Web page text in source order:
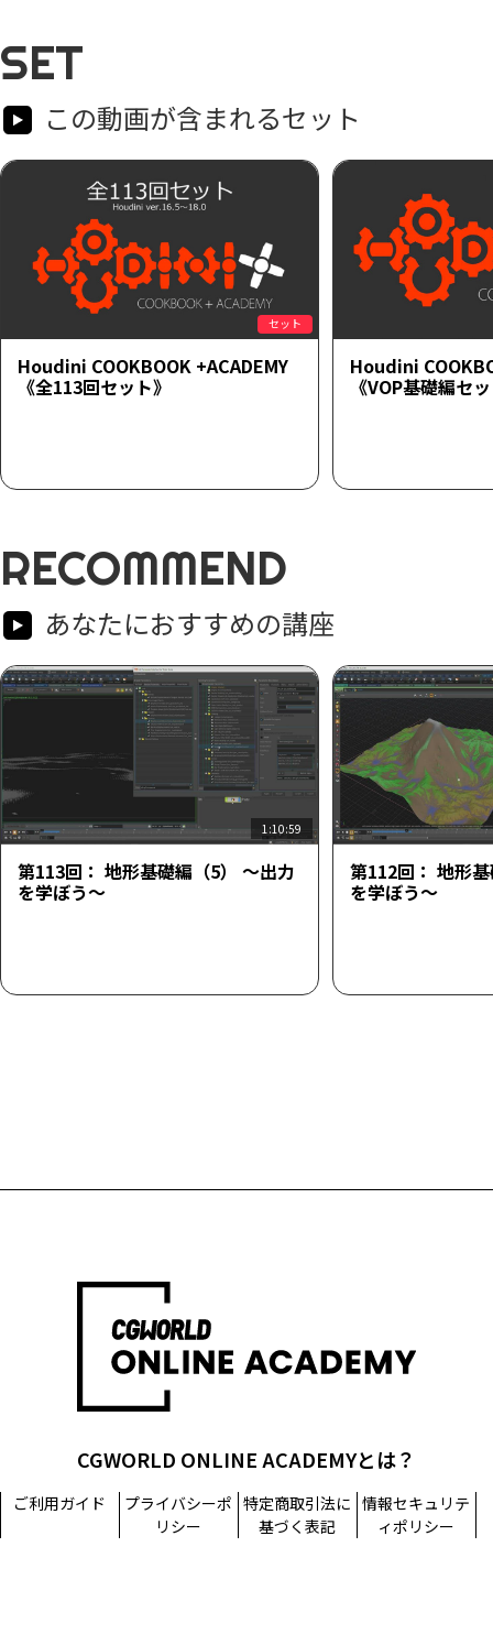
SET
この動画が含まれるセット
セット
Houdini COOKBOOK +ACADEMY
《全113回セット》
Houdini
《VOP基礎編セ
RECOMMEND
あなたにおすすめの講座
1:10:59
第113回： 地形基礎編（5） ～出力
を学ぼう～
第112回： 地形
を学ぼう～
CGWORLD ONLINE ACADEMYとは？
ご利用ガイド
プライバシーポ
リシー
特定商取引法に
基づく表記
情報セキュリテ
ィポリシー